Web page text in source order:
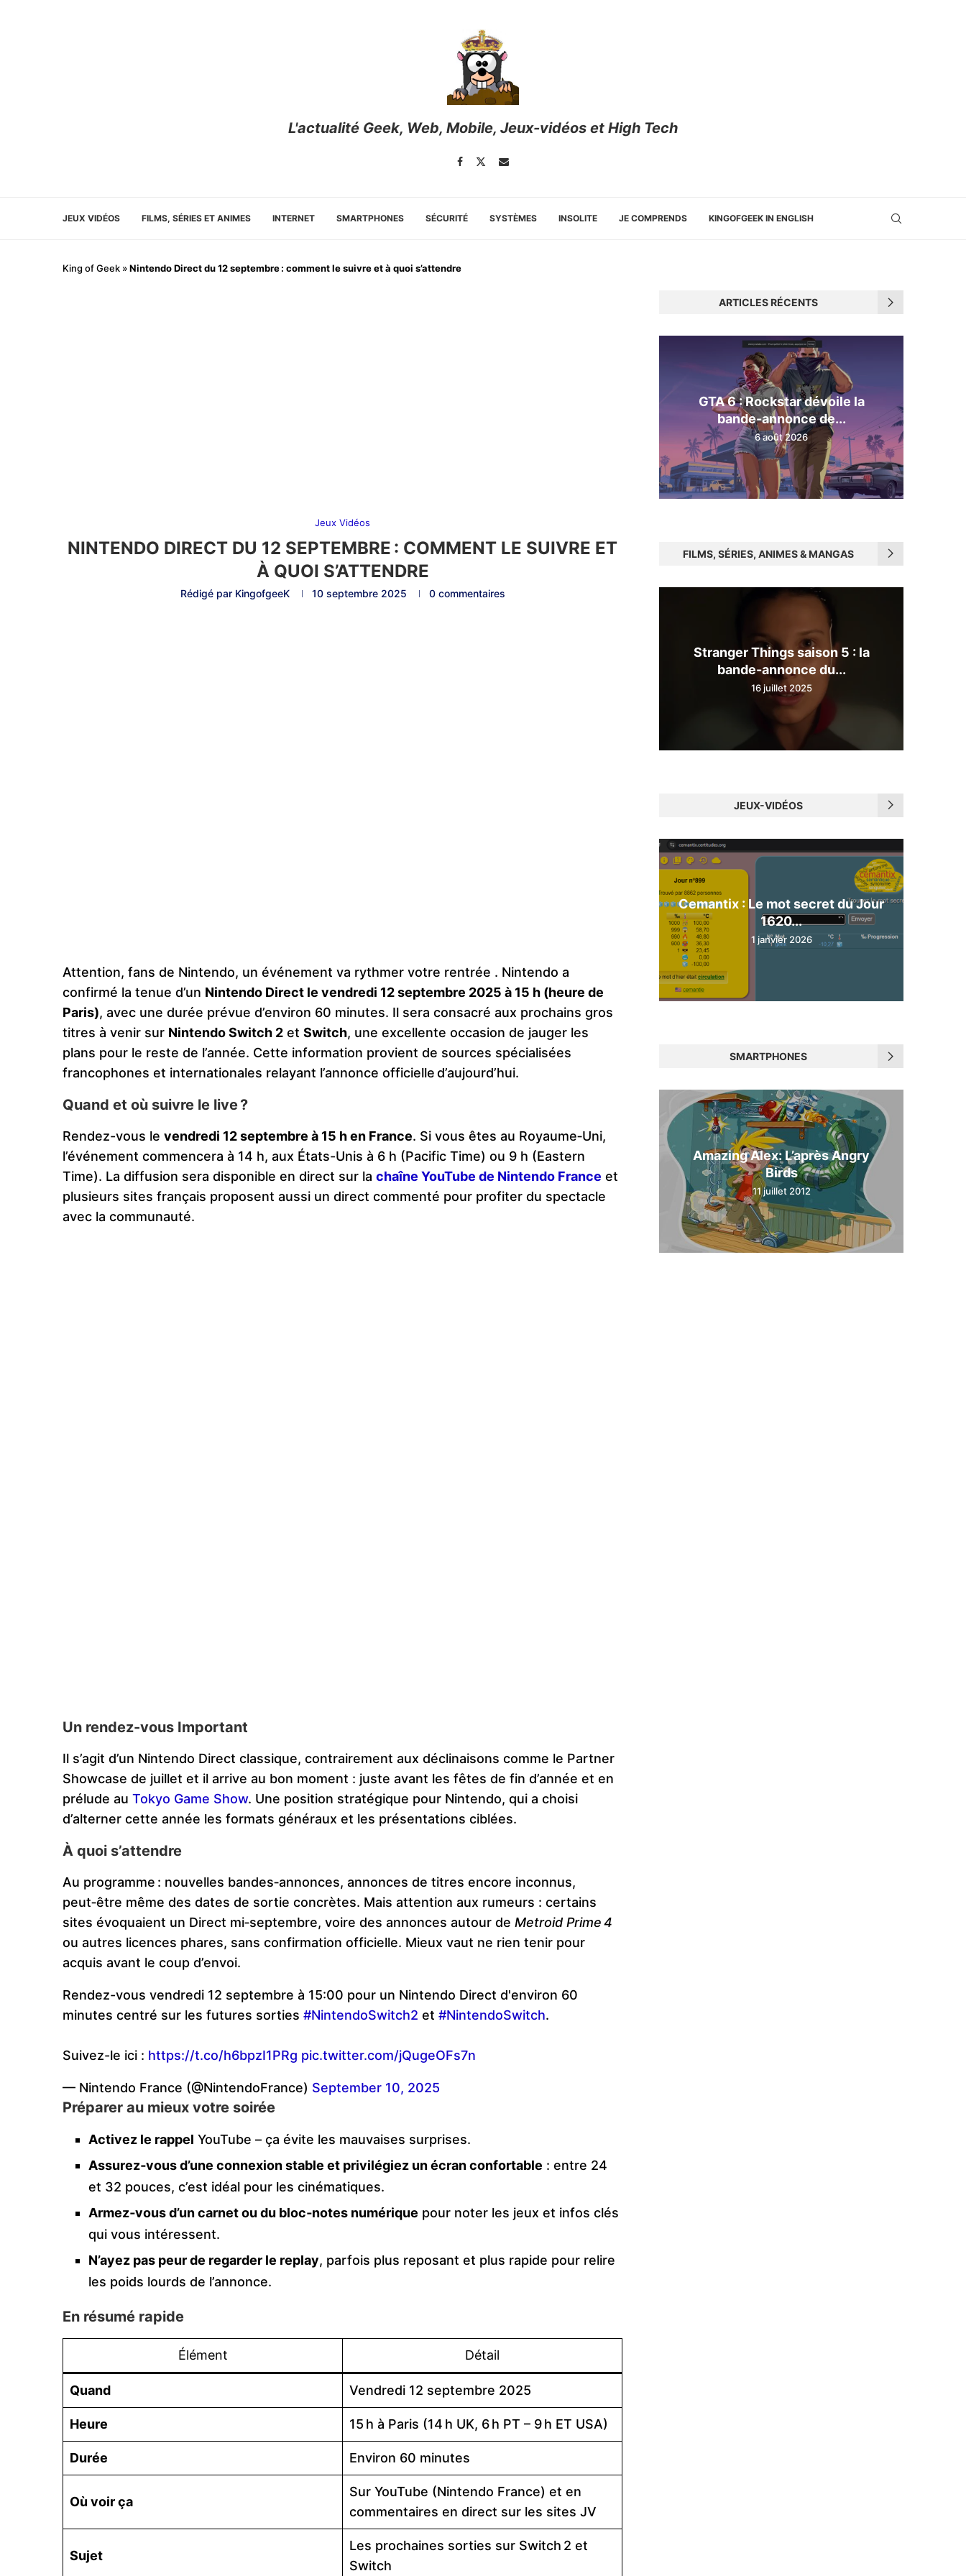
L'actualité Geek, Web, Mobile, Jeux-vidéos et High Tech
JEUX VIDÉOS FILMS, SÉRIES ET ANIMES INTERNET SMARTPHONES SÉCURITÉ SYSTÈMES INSOLITE JE COMPRENDS KINGOFGEEK IN ENGLISH
King of Geek »Nintendo Direct du 12 septembre : comment le suivre et à quoi s’attendre
Jeux Vidéos
NINTENDO DIRECT DU 12 SEPTEMBRE : COMMENT LE SUIVRE ET
À QUOI S’ATTENDRE
Rédigé par KingofgeeK 10 septembre 2025 0 commentaires
Attention, fans de Nintendo, un événement va rythmer votre rentrée . Nintendo a
confirmé la tenue d’un Nintendo Direct le vendredi 12 septembre 2025 à 15 h (heure de
Paris), avec une durée prévue d’environ 60 minutes. Il sera consacré aux prochains gros
titres à venir sur Nintendo Switch 2 et Switch, une excellente occasion de jauger les
plans pour le reste de l’année. Cette information provient de sources spécialisées
francophones et internationales relayant l’annonce officielle d’aujourd’hui.
Quand et où suivre le live ?
Rendez-vous le vendredi 12 septembre à 15 h en France. Si vous êtes au Royaume‑Uni,
l’événement commencera à 14 h, aux États-Unis à 6 h (Pacific Time) ou 9 h (Eastern
Time). La diffusion sera disponible en direct sur la chaîne YouTube de Nintendo France et
plusieurs sites français proposent aussi un direct commenté pour profiter du spectacle
avec la communauté.
Un rendez-vous Important
Il s’agit d’un Nintendo Direct classique, contrairement aux déclinaisons comme le Partner
Showcase de juillet et il arrive au bon moment : juste avant les fêtes de fin d’année et en
prélude au Tokyo Game Show. Une position stratégique pour Nintendo, qui a choisi
d’alterner cette année les formats généraux et les présentations ciblées.
À quoi s’attendre
Au programme : nouvelles bandes‑annonces, annonces de titres encore inconnus,
peut‑être même des dates de sortie concrètes. Mais attention aux rumeurs : certains
sites évoquaient un Direct mi‑septembre, voire des annonces autour de Metroid Prime 4
ou autres licences phares, sans confirmation officielle. Mieux vaut ne rien tenir pour
acquis avant le coup d’envoi.
Rendez-vous vendredi 12 septembre à 15:00 pour un Nintendo Direct d'environ 60
minutes centré sur les futures sorties #NintendoSwitch2 et #NintendoSwitch.
Suivez-le ici : https://t.co/h6bpzI1PRg pic.twitter.com/jQugeOFs7n
— Nintendo France (@NintendoFrance) September 10, 2025
Préparer au mieux votre soirée
Activez le rappel YouTube – ça évite les mauvaises surprises.
Assurez‑vous d’une connexion stable et privilégiez un écran confortable : entre 24
et 32 pouces, c’est idéal pour les cinématiques.
Armez‑vous d’un carnet ou du bloc‑notes numérique pour noter les jeux et infos clés
qui vous intéressent.
N’ayez pas peur de regarder le replay, parfois plus reposant et plus rapide pour relire
les poids lourds de l’annonce.
En résumé rapide
Élément Détail
Quand Vendredi 12 septembre 2025
Heure 15 h à Paris (14 h UK, 6 h PT – 9 h ET USA)
Durée Environ 60 minutes
Où voir ça
Sur YouTube (Nintendo France) et en
commentaires en direct sur les sites JV
Sujet
Les prochaines sorties sur Switch 2 et
Switch
ARTICLES RÉCENTS
GTA 6 : Rockstar dévoile la
bande-annonce de...
6 août 2026
FILMS, SÉRIES, ANIMES & MANGAS
Stranger Things saison 5 : la
bande-annonce du...
16 juillet 2025
JEUX-VIDÉOS
Cemantix : Le mot secret du Jour
1620...
1 janvier 2026
SMARTPHONES
Amazing Alex: L’après Angry
Birds
11 juillet 2012